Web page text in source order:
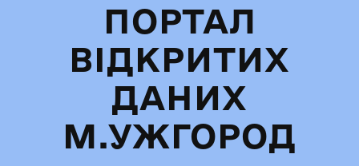
ПОРТАЛ
ВІДКРИТИХ
ДАНИХ
М.УЖГОРОД